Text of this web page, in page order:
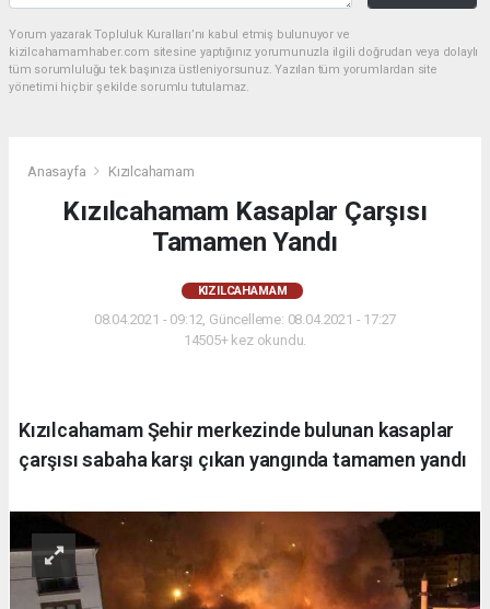
Yorum yazarak Topluluk Kuralları’nı kabul etmiş bulunuyor ve
kizilcahamamhaber.com sitesine yaptığınız yorumunuzla ilgili doğrudan veya dolaylı
tüm sorumluluğu tek başınıza üstleniyorsunuz. Yazılan tüm yorumlardan site
yönetimi hiçbir şekilde sorumlu tutulamaz.
Anasayfa Kızılcahamam
Kızılcahamam Kasaplar Çarşısı
Tamamen Yandı
KIZILCAHAMAM
08.04.2021 - 09:12, Güncelleme: 08.04.2021 - 17:27
14505+ kez okundu.
Kızılcahamam Şehir merkezinde bulunan kasaplar
çarşısı sabaha karşı çıkan yangında tamamen yandı